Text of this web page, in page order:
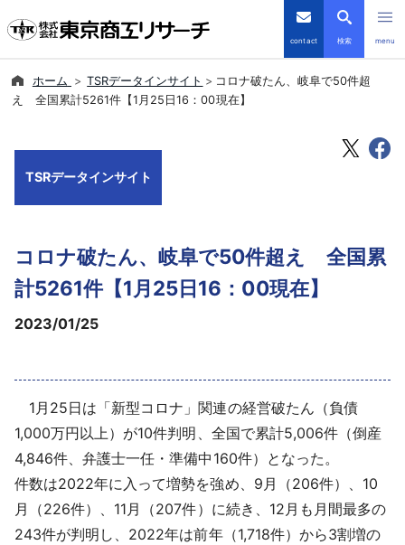
contact 検索 menu
倒産・注目企業情報
会社案内
導入事例
採用情報
よくあるご質問
English
ホーム TSRデータインサイト
コロナ破たん、岐阜で50件超
え 全国累計5261件【1月25日16：00現在】
TSRデータインサイト
コロナ破たん、岐阜で50件超え 全国累
計5261件【1月25日16：00現在】
2023/01/25
1月25日は「新型コロナ」関連の経営破たん（負債
1,000万円以上）が10件判明、全国で累計5,006件（倒産
4,846件、弁護士一任・準備中160件）となった。
件数は2022年に入って増勢を強め、9月（206件）、10
月（226件）、11月（207件）に続き、12月も月間最多の
243件が判明し、2022年は前年（1,718件）から3割増の